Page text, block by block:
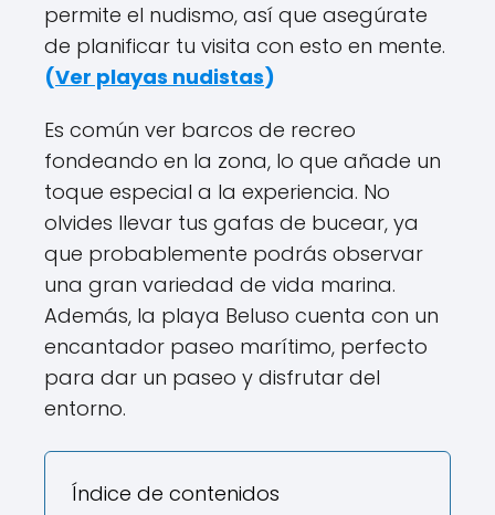
permite el nudismo, así que asegúrate
de planificar tu visita con esto en mente.
(Ver playas nudistas)
Es común ver barcos de recreo
fondeando en la zona, lo que añade un
toque especial a la experiencia. No
olvides llevar tus gafas de bucear, ya
que probablemente podrás observar
una gran variedad de vida marina.
Además, la playa Beluso cuenta con un
encantador paseo marítimo, perfecto
para dar un paseo y disfrutar del
entorno.
Índice de contenidos